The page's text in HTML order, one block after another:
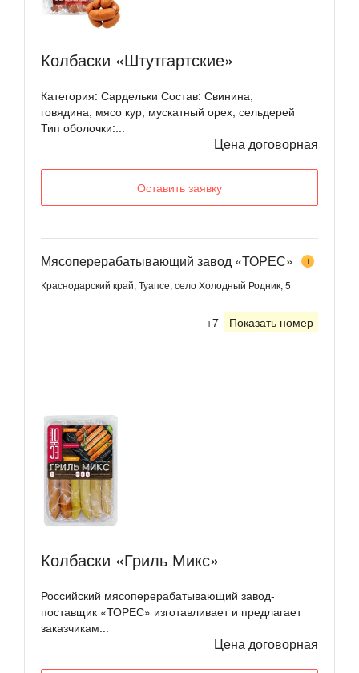
Колбаски «Штутгартские»
Категория: Сардельки Состав: Свинина,
говядина, мясо кур, мускатный орех, сельдерей
Тип оболочки:...
Цена договорная
Оставить заявку
Мясоперерабатывающий завод «ТОРЕС» 1
Краснодарский край, Туапсе, село Холодный Родник, 5
+7 Показать номер
Колбаски «Гриль Микс»
Российский мясоперерабатывающий завод-
поставщик «ТОРЕС» изготавливает и предлагает
заказчикам...
Цена договорная